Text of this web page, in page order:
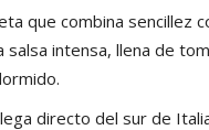
que combina sencillez
salsa intensa, llena de
directo del sur de